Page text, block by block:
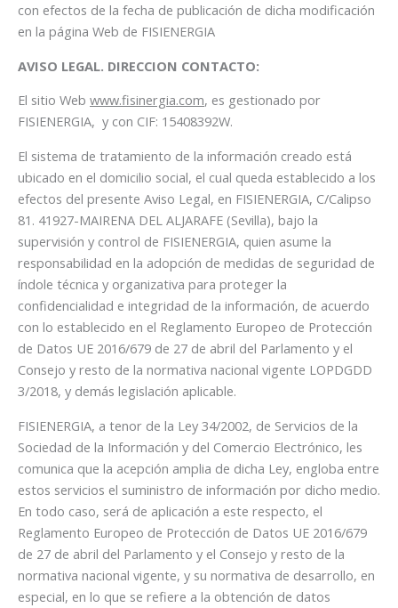
con efectos de la fecha de publicación de dicha modificación
en la página Web de FISIENERGIA
AVISO LEGAL. DIRECCION CONTACTO:
El sitio Web www.fisinergia.com, es gestionado por
FISIENERGIA, y con CIF: 15408392W.
El sistema de tratamiento de la información creado está
ubicado en el domicilio social, el cual queda establecido a los
efectos del presente Aviso Legal, en FISIENERGIA, C/Calipso
81. 41927-MAIRENA DEL ALJARAFE (Sevilla), bajo la
supervisión y control de FISIENERGIA, quien asume la
responsabilidad en la adopción de medidas de seguridad de
índole técnica y organizativa para proteger la
confidencialidad e integridad de la información, de acuerdo
con lo establecido en el Reglamento Europeo de Protección
de Datos UE 2016/679 de 27 de abril del Parlamento y el
Consejo y resto de la normativa nacional vigente LOPDGDD
3/2018, y demás legislación aplicable.
FISIENERGIA, a tenor de la Ley 34/2002, de Servicios de la
Sociedad de la Información y del Comercio Electrónico, les
comunica que la acepción amplia de dicha Ley, engloba entre
estos servicios el suministro de información por dicho medio.
En todo caso, será de aplicación a este respecto, el
Reglamento Europeo de Protección de Datos UE 2016/679
de 27 de abril del Parlamento y el Consejo y resto de la
normativa nacional vigente, y su normativa de desarrollo, en
especial, en lo que se refiere a la obtención de datos